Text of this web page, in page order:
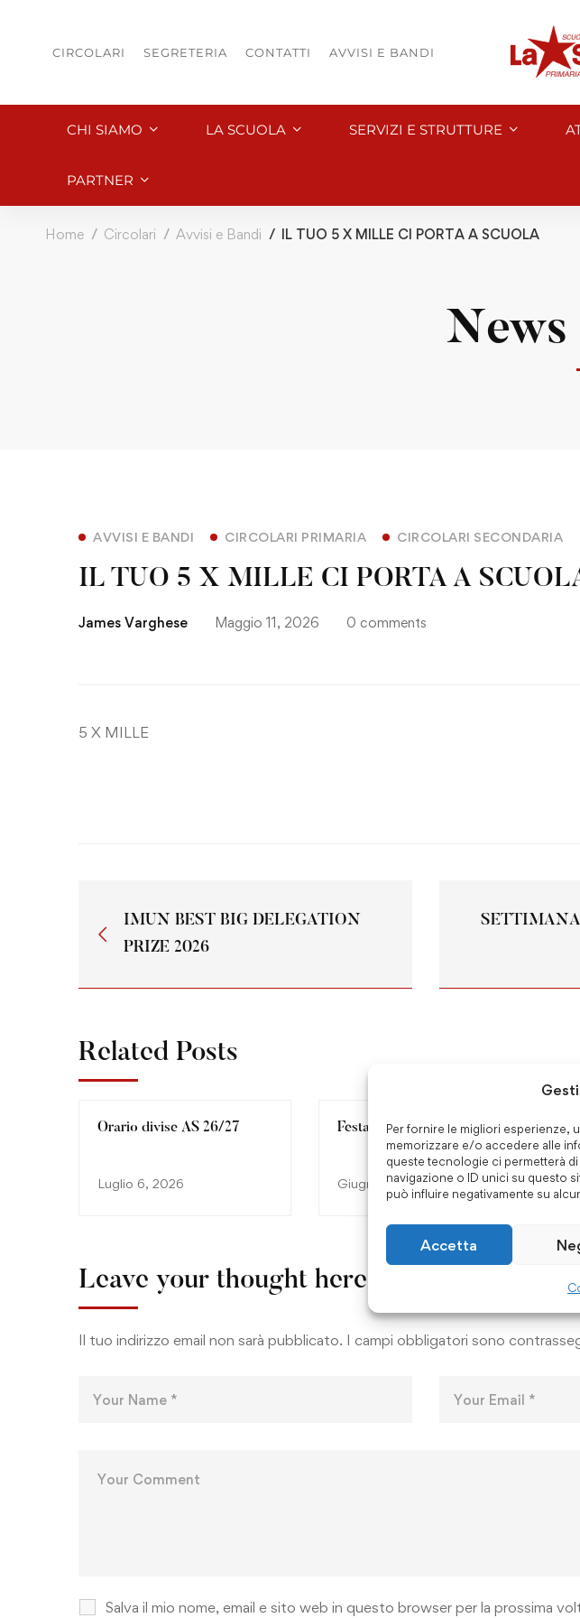
Per fornire le migliori esperienze,
memorizzare e/o accedere alle
queste tecnologie ci permetterà
navigazione o ID unici su questo
può influire negativamente su
Accetta
CIRCOLARI SEGRETERIA CONTATTI AVVISI E BANDI
CHI SIAMO LA SCUOLA SERVIZI E STRUTTURE
PARTNER
Home Circolari Avvisi e Bandi IL TUO 5 X MILLE CI PORTA A SCUOLA
News
AVVISI E BANDI CIRCOLARI PRIMARIA CIRCOLARI SECONDARIA
IL TUO 5 X MILLE CI PORTA A
James Varghese Maggio 11, 2026 0 comments
5 X MILLE
IMUN BEST BIG DELEGATION
PRIZE 2026
Related Posts
Orario divise AS 26/27
Luglio 6, 2026
Festa Fine Anno Locandina
Giugno 3, 2026
Leave your thought here
Il tuo indirizzo email non sarà pubblicato. I campi obbligatori sono
Salva il mio nome, email e sito web in questo browser per la prossima